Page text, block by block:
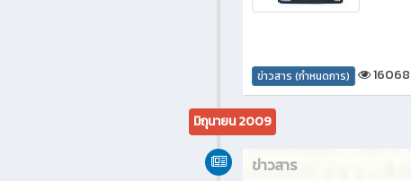
ข่าวสาร (กำหนดการ) 16068
มิถุนายน 2009
ข่าวสาร